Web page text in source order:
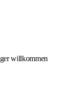
willkommen